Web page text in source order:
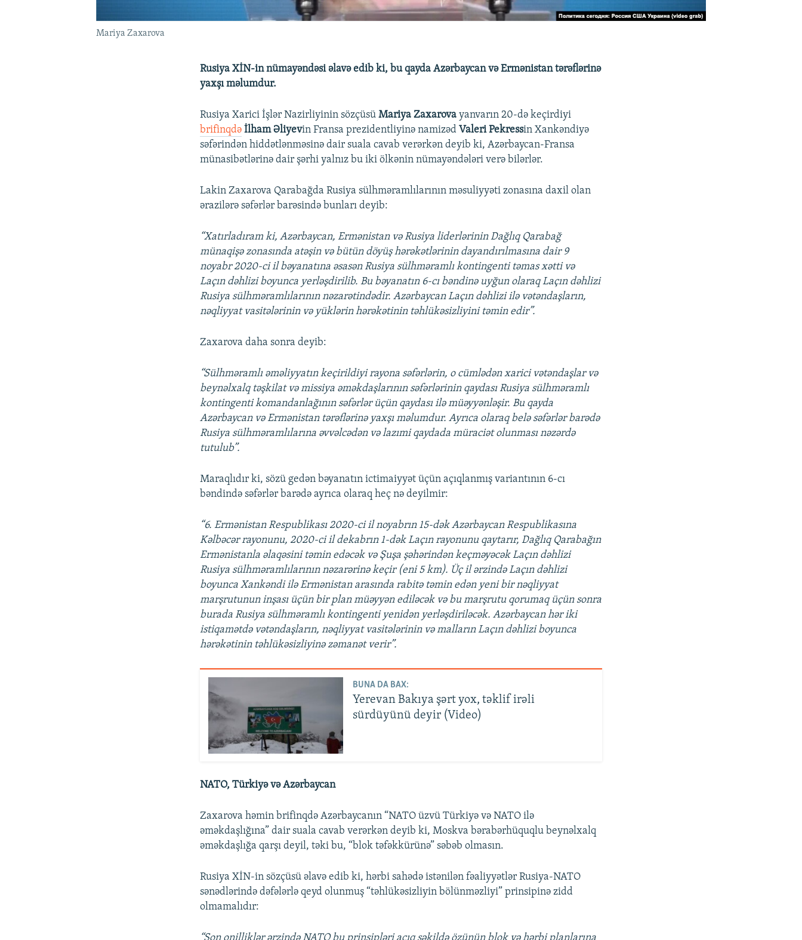
Mariya Zaxarova
Rusiya XİN-in nümayəndəsi əlavə edib ki, bu qayda Azərbaycan və Ermənistan tərəflərinə
yaxşı məlumdur.
Rusiya Xarici İşlər Nazirliyinin sözçüsüMariya Zaxarova yanvarın 20-də keçirdiyi
brifinqdə İlham Əliyevin Fransa prezidentliyinə namizədValeri Pekressin Xankəndiyə
səfərindən hiddətlənməsinə dair suala cavab verərkən deyib ki, Azərbaycan-Fransa
münasibətlərinə dair şərhi yalnız bu iki ölkənin nümayəndələri verə bilərlər.
Lakin Zaxarova Qarabağda Rusiya sülhməramlılarının məsuliyyəti zonasına daxil olan
ərazilərə səfərlər barəsində bunları deyib:
“Xatırladıram ki, Azərbaycan, Ermənistan və Rusiya liderlərinin Dağlıq Qarabağ
münaqişə zonasında atəşin və bütün döyüş hərəkətlərinin dayandırılmasına dair 9
noyabr 2020-ci il bəyanatına əsasən Rusiya sülhməramlı kontingenti təmas xətti və
Laçın dəhlizi boyunca yerləşdirilib. Bu bəyanatın 6-cı bəndinə uyğun olaraq Laçın dəhlizi
Rusiya sülhməramlılarının nəzarətindədir. Azərbaycan Laçın dəhlizi ilə vətəndaşların,
nəqliyyat vasitələrinin və yüklərin hərəkətinin təhlükəsizliyini təmin edir”.
Zaxarova daha sonra deyib:
“Sülhməramlı əməliyyatın keçirildiyi rayona səfərlərin, o cümlədən xarici vətəndaşlar və
beynəlxalq təşkilat və missiya əməkdaşlarının səfərlərinin qaydası Rusiya sülhməramlı
kontingenti komandanlağının səfərlər üçün qaydası ilə müəyyənləşir. Bu qayda
Azərbaycan və Ermənistan tərəflərinə yaxşı məlumdur. Ayrıca olaraq belə səfərlər barədə
Rusiya sülhməramlılarına əvvəlcədən və lazımi qaydada müraciət olunması nəzərdə
tutulub”.
Maraqlıdır ki, sözü gedən bəyanatın ictimaiyyət üçün açıqlanmış variantının 6-cı
bəndində səfərlər barədə ayrıca olaraq heç nə deyilmir:
“6. Ermənistan Respublikası 2020-ci il noyabrın 15-dək Azərbaycan Respublikasına
Kəlbəcər rayonunu, 2020-ci il dekabrın 1-dək Laçın rayonunu qaytarır, Dağlıq Qarabağın
Ermənistanla əlaqəsini təmin edəcək və Şuşa şəhərindən keçməyəcək Laçın dəhlizi
Rusiya sülhməramlılarının nəzarərinə keçir (eni 5 km). Üç il ərzində Laçın dəhlizi
boyunca Xankəndi ilə Ermənistan arasında rabitə təmin edən yeni bir nəqliyyat
marşrutunun inşası üçün bir plan müəyyən ediləcək və bu marşrutu qorumaq üçün sonra
burada Rusiya sülhməramlı kontingenti yenidən yerləşdiriləcək. Azərbaycan hər iki
istiqamətdə vətəndaşların, nəqliyyat vasitələrinin və malların Laçın dəhlizi boyunca
hərəkətinin təhlükəsizliyinə zəmanət verir”.
BUNA DA BAX:
Yerevan Bakıya şərt yox, təklif irəli
sürdüyünü deyir (Video)
NATO, Türkiyə və Azərbaycan
Zaxarova həmin brifinqdə Azərbaycanın “NATO üzvü Türkiyə və NATO ilə
əməkdaşlığına” dair suala cavab verərkən deyib ki, Moskva bərabərhüquqlu beynəlxalq
əməkdaşlığa qarşı deyil, təki bu, “blok təfəkkürünə” səbəb olmasın.
Rusiya XİN-in sözçüsü əlavə edib ki, hərbi sahədə istənilən fəaliyyətlər Rusiya-NATO
sənədlərində dəfələrlə qeyd olunmuş “təhlükəsizliyin bölünməzliyi” prinsipinə zidd
olmamalıdır: